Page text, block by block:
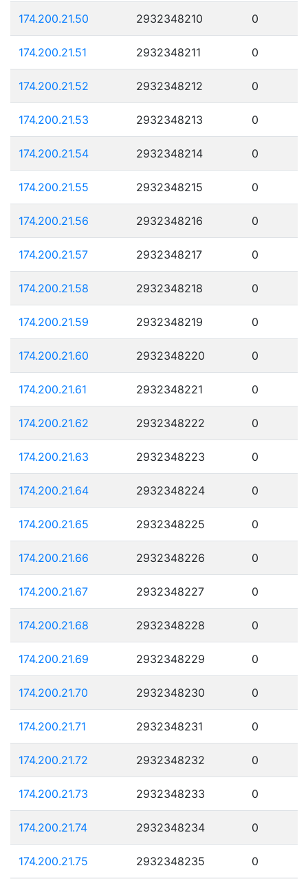
174.200.21.50 2932348210 0
174.200.21.51 2932348211 0
174.200.21.52 2932348212 0
174.200.21.53 2932348213 0
174.200.21.54 2932348214 0
174.200.21.55 2932348215 0
174.200.21.56 2932348216 0
174.200.21.57 2932348217 0
174.200.21.58 2932348218 0
174.200.21.59 2932348219 0
174.200.21.60 2932348220 0
174.200.21.61 2932348221 0
174.200.21.62 2932348222 0
174.200.21.63 2932348223 0
174.200.21.64 2932348224 0
174.200.21.65 2932348225 0
174.200.21.66 2932348226 0
174.200.21.67 2932348227 0
174.200.21.68 2932348228 0
174.200.21.69 2932348229 0
174.200.21.70 2932348230 0
174.200.21.71 2932348231 0
174.200.21.72 2932348232 0
174.200.21.73 2932348233 0
174.200.21.74 2932348234 0
174.200.21.75 2932348235 0